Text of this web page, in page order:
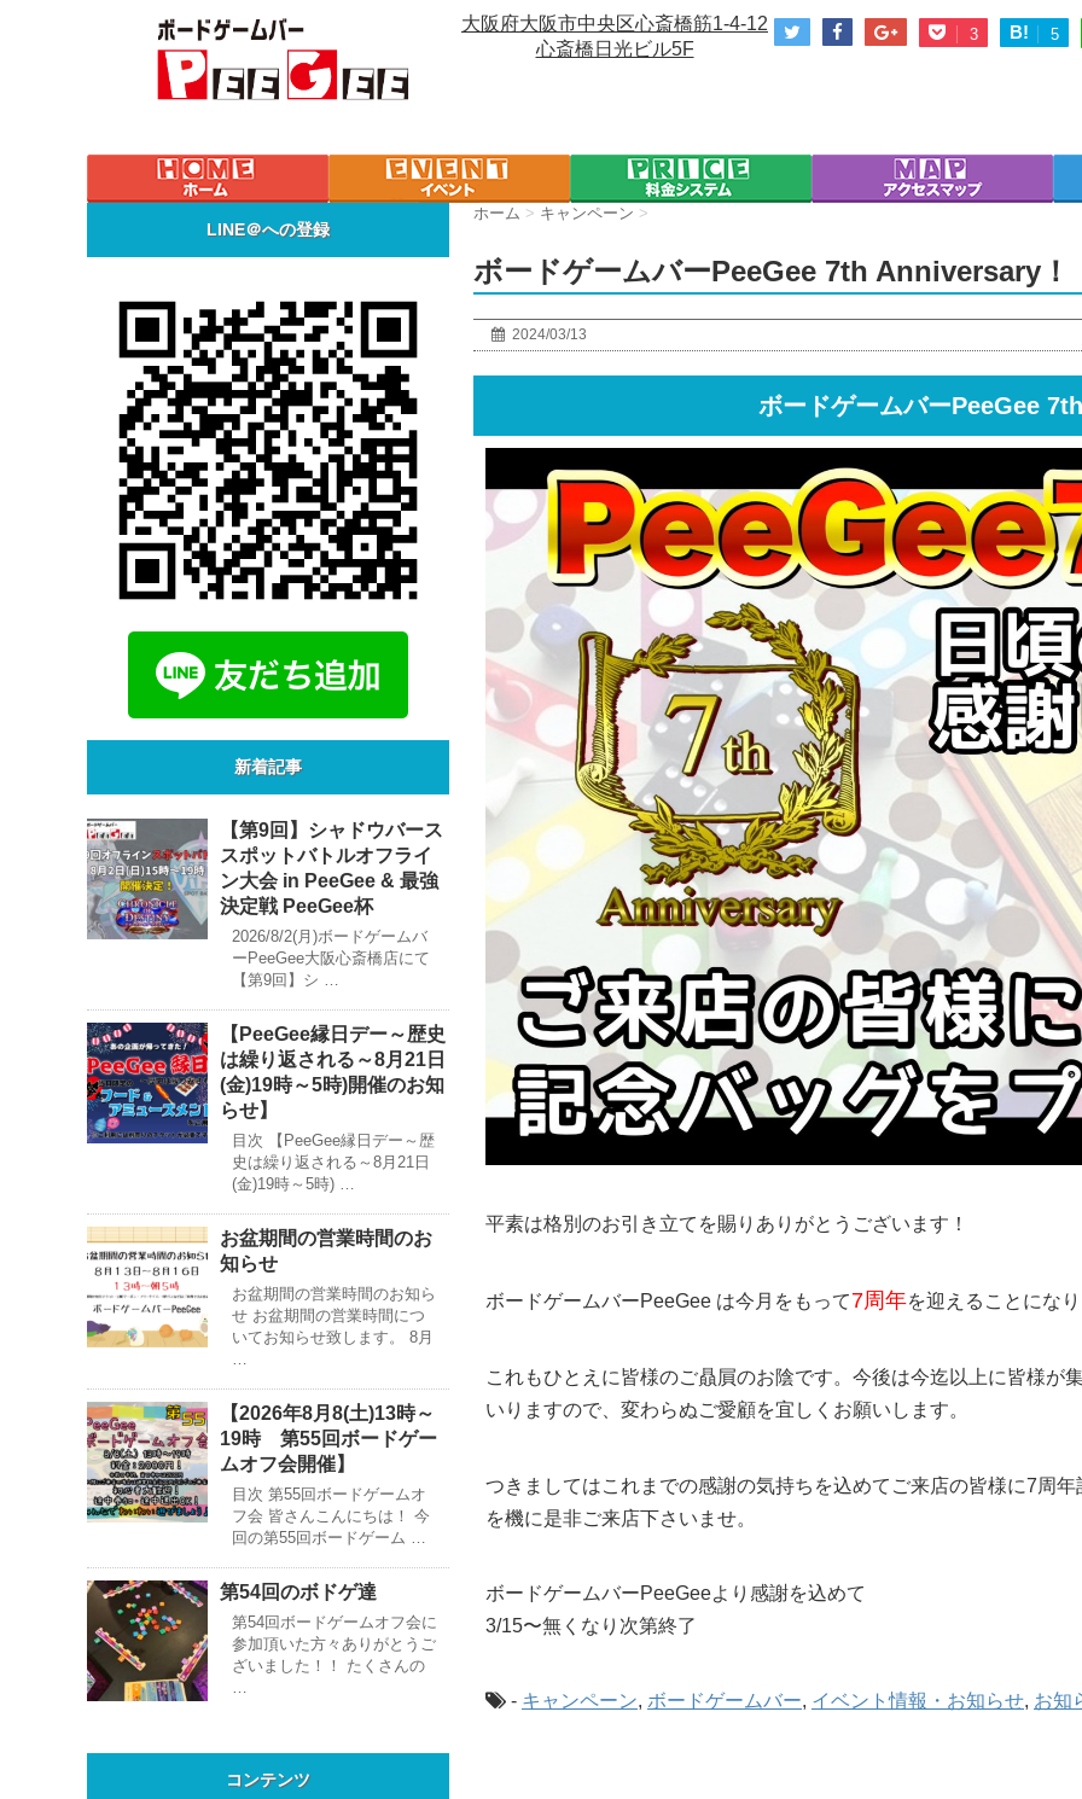
大阪府大阪市中央区心斎橋筋1-4-12
心斎橋日光ビル5F
3 B! 5
ホーム > キャンペーン >
ボードゲームバーPeeGee 7th Anniversary！
2024/03/13
ボードゲームバーPeeGee
平素は格別のお引き立てを賜りありがとうございます！
ボードゲームバーPeeGee は今月をもって7周年を迎えることにな
これもひとえに皆様のご贔屓のお陰です。今後は今迄以上に皆様が
いりますので、変わらぬご愛顧を宜しくお願いします。
つきましてはこれまでの感謝の気持ちを込めてご来店の皆様に7周
を機に是非ご来店下さいませ。
ボードゲームバーPeeGeeより感謝を込めて
3/15〜無くなり次第終了
- キャンペーン, ボードゲームバー, イベント情報・お知らせ, お知
LINE＠への登録
新着記事
【第9回】シャドウバース
スポットバトルオフライ
ン大会 in PeeGee & 最強
決定戦 PeeGee杯
2026/8/2(月)ボードゲームバ
ーPeeGee大阪心斎橋店にて
【第9回】シ …
【PeeGee縁日デー～歴史
は繰り返される～8月21日
(金)19時～5時)開催のお知
らせ】
目次 【PeeGee縁日デー～歴
史は繰り返される～8月21日
(金)19時～5時) …
お盆期間の営業時間のお
知らせ
お盆期間の営業時間のお知ら
せ お盆期間の営業時間につ
いてお知らせ致します。 8月
【2026年8月8(土)13時～
19時 第55回ボードゲー
ムオフ会開催】
目次 第55回ボードゲームオ
フ会 皆さんこんにちは！ 今
回の第55回ボードゲーム …
第54回のボドゲ達
第54回ボードゲームオフ会に
参加頂いた方々ありがとうご
ざいました！！ たくさんの
コンテンツ